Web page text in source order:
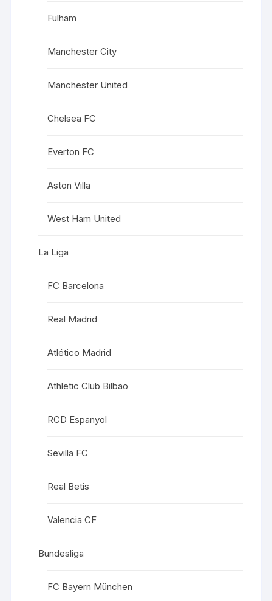
Fulham
Manchester City
Manchester United
Chelsea FC
Everton FC
Aston Villa
West Ham United
La Liga
FC Barcelona
Real Madrid
Atlético Madrid
Athletic Club Bilbao
RCD Espanyol
Sevilla FC
Real Betis
Valencia CF
Bundesliga
FC Bayern München